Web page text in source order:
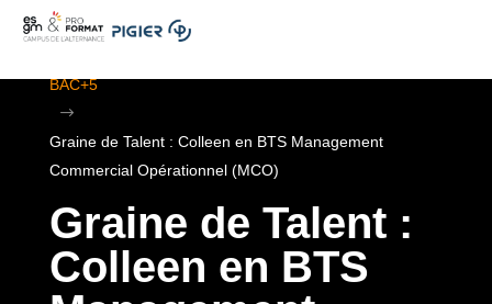
BAC+5
$
Graine de Talent : Colleen en BTS Management
Commercial Opérationnel (MCO)
Graine de Talent :
Colleen en BTS